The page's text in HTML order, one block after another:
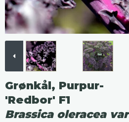
Grønkål, Purpur-
'Redbor' F1
Brassica oleracea